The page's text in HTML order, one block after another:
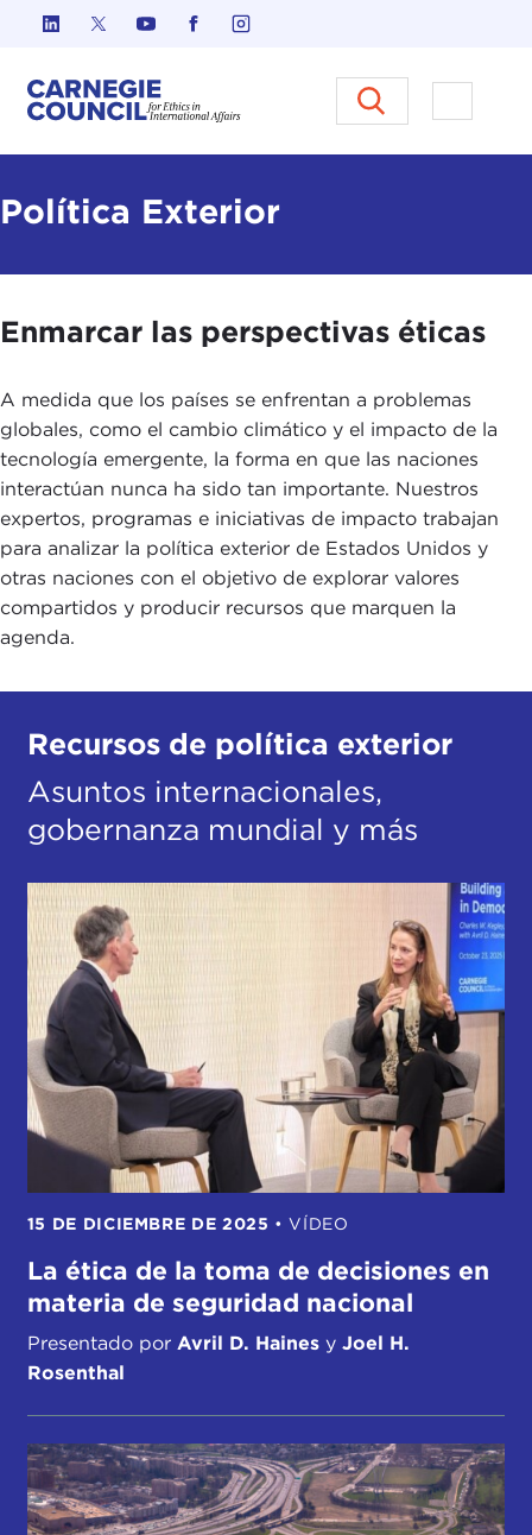
Ir al contenido
Carnegie Council sobre Ética
Abrir el
Política Exterior
Enmarcar las perspectivas éticas
A medida que los países se enfrentan a problemas
globales, como el cambio climático y el impacto de la
tecnología emergente, la forma en que las naciones
interactúan nunca ha sido tan importante. Nuestros
expertos, programas e iniciativas de impacto trabajan
para analizar la política exterior de Estados Unidos y
otras naciones con el objetivo de explorar valores
compartidos y producir recursos que marquen la
agenda.
Recursos de política exterior
Asuntos internacionales,
gobernanza mundial y más
15 DE DICIEMBRE DE 2025 • VÍDEO
La ética de la toma de decisiones en
materia de seguridad nacional
Presentado por Avril D. Hainesy Joel H.
Rosenthal